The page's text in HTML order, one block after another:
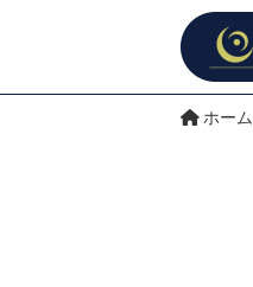
ホーム